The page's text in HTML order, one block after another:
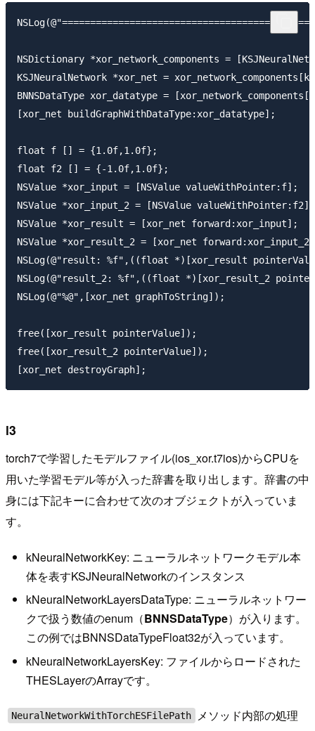
NSDictionary *xor_network_components =
KSJNeuralNetwork *xor_net =
BNNSDataType xor_datatype =
[xor_net buildGraphWithDataType:xor_datatype];
float f [] = {1.0f,1.0f};
float f2 [] = {-1.0f,1.0f};
NSValue *xor_input = [NSValue valueWithPointer:f];
NSValue *xor_input_2 = [NSValue valueWithPointer:f2];
NSValue *xor_result = [xor_net forward:xor_input];
NSValue *xor_result_2 = [xor_net
NSLog(@"result: %f",((float *)[xor_result
NSLog(@"result_2: %f",((float *)[xor_result_2
NSLog(@"%@",[xor_net graphToString]);
free([xor_result pointerValue]);
free([xor_result_2 pointerValue]);
l3
torch7で学習したモデルファイル(ios_xor.t7ios)からCPUを
用いた学習モデル等が入った辞書を取り出します。辞書の中
身には下記キーに合わせて次のオブジェクトが入っていま
す。
kNeuralNetworkKey: ニューラルネットワークモデル本
体を表すKSJNeuralNetworkのインスタンス
kNeuralNetworkLayersDataType: ニューラルネットワー
クで扱う数値のenum（BNNSDataType）が入ります。
この例ではBNNSDataTypeFloat32が入っています。
kNeuralNetworkLayersKey: ファイルからロードされた
THESLayerのArrayです。
NeuralNetworkWithTorchESFilePath
メソッド内部の処理